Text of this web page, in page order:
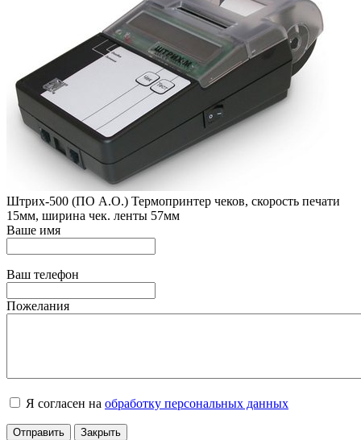
Штрих-500 (ПО А.О.) Термопринтер чеков, скорость печати
15мм, ширина чек. ленты 57мм
Ваше имя
Ваш телефон
Пожелания
Я согласен на обработку персональных данных
Отправить Закрыть